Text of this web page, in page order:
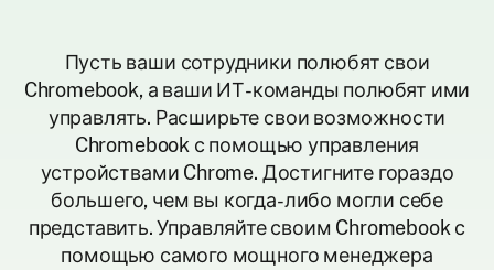
Пусть ваши сотрудники полюбят свои
Chromebook, а ваши ИТ-команды полюбят ими
управлять. Расширьте свои возможности
Chromebook с помощью управления
устройствами Chrome. Достигните гораздо
большего, чем вы когда-либо могли себе
представить. Управляйте своим Chromebook с
помощью самого мощного менеджера